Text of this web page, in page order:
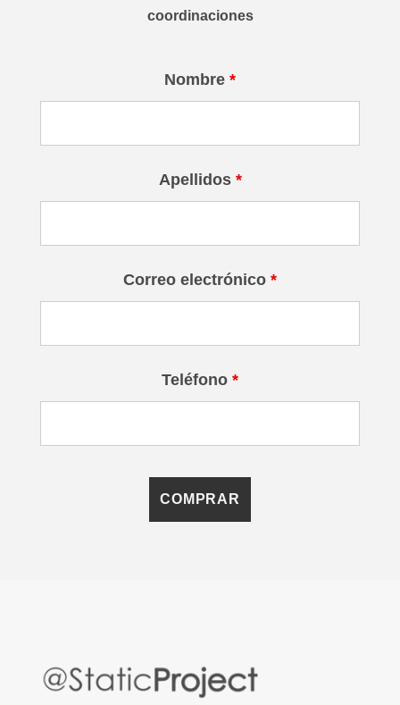
coordinaciones
Nombre *
Apellidos *
Correo electrónico *
Teléfono *